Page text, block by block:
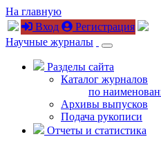
На главную
Вход
Регистрация
Научные журналы
Разделы сайта
Каталог журналов
по
Архивы выпусков
Подача рукописи
Отчеты и статистика